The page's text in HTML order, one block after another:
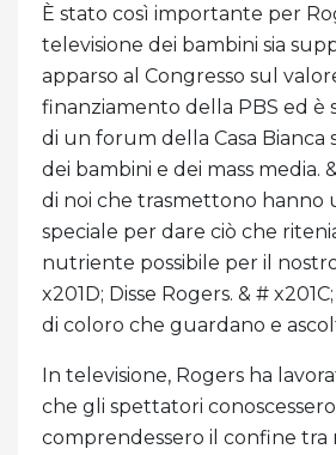
È stato così importante per
televisione dei bambini sia
apparso al Congresso sul
finanziamento della PBS ed è
di un forum della Casa Bianca
dei bambini e dei mass media.
di noi che trasmettono hanno
speciale per dare ciò che
nutriente possibile per il
x201D; Disse Rogers. & #
di coloro che guardano e
In televisione, Rogers ha
che gli spettatori
comprendessero il confine tra